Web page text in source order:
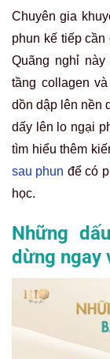
Chuyên gia
phun kế tiếp
Quãng nghỉ
tầng collagen
dồn dập lên nền
dấy lên lo ngại
tìm hiểu thêm
sau phun để có
học.
Những
dừng ngay